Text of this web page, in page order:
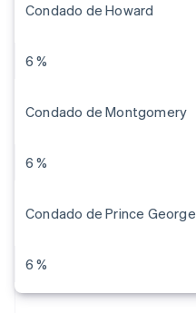
Condado de Howard
6 %
Condado de Montgomery
6 %
Condado de Prince George
6 %